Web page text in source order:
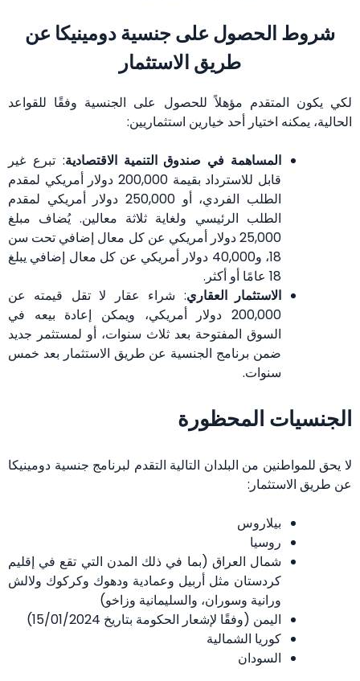
شروط الحصول على جنسية دومينيكا عن
طريق الاستثمار
لكي يكون المتقدم مؤهلاً للحصول على الجنسية وفقًا للقواعد
الحالية، يمكنه اختيار أحد خيارين استثماريين:
المساهمة في صندوق التنمية الاقتصادية: تبرع غير
قابل للاسترداد بقيمة 200,000 دولار أمريكي لمقدم
الطلب الفردي، أو 250,000 دولار أمريكي لمقدم
الطلب الرئيسي ولغاية ثلاثة معالين. يُضاف مبلغ
25,000 دولار أمريكي عن كل معال إضافي تحت سن
18، و40,000 دولار أمريكي عن كل معال إضافي يبلغ
18 عامًا أو أكثر.
الاستثمار العقاري: شراء عقار لا تقل قيمته عن
200,000 دولار أمريكي، ويمكن إعادة بيعه في
السوق المفتوحة بعد ثلاث سنوات، أو لمستثمر جديد
ضمن برنامج الجنسية عن طريق الاستثمار بعد خمس
سنوات.
الجنسيات المحظورة
لا يحق للمواطنين من البلدان التالية التقدم لبرنامج جنسية دومينيكا
عن طريق الاستثمار:
بيلاروس
روسيا
شمال العراق (بما في ذلك المدن التي تقع في إقليم
كردستان مثل أربيل وعمادية ودهوك وكركوك ولالش
ورانية وسوران، والسليمانية وزاخو)
اليمن (وفقًا لإشعار الحكومة بتاريخ 15/01/2024)
كوريا الشمالية
السودان